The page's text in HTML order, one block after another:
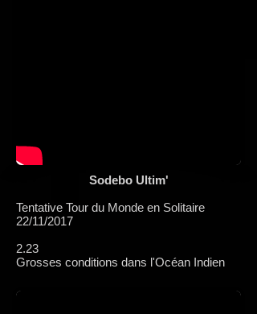
Sodebo Ultim'
Tentative Tour du Monde en Solitaire
22/11/2017
2.23
Grosses conditions dans l'Océan Indien